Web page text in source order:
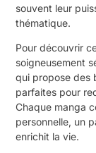
souvent leur
thématique.
Pour découvrir
soigneusement
qui propose des
parfaites pour
Chaque manga
personnelle, un
enrichit la vie.